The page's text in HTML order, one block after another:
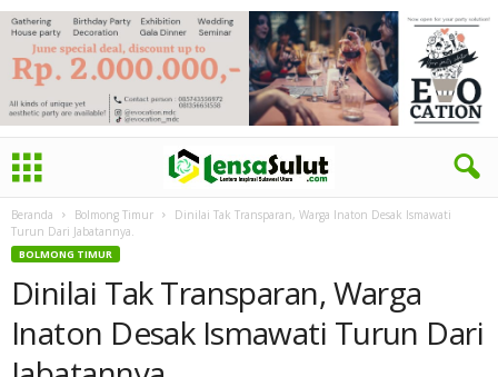
Beranda Bolmong Timur
Dinilai Tak Transparan, Warga Inaton Desak Ismawati
Turun Dari Jabatannya.
BOLMONG TIMUR
Dinilai Tak Transparan, Warga
Inaton Desak Ismawati Turun Dari